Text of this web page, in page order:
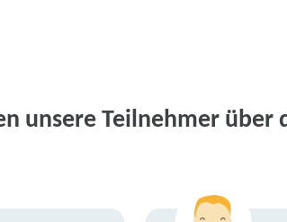
unsere Teilnehmer über